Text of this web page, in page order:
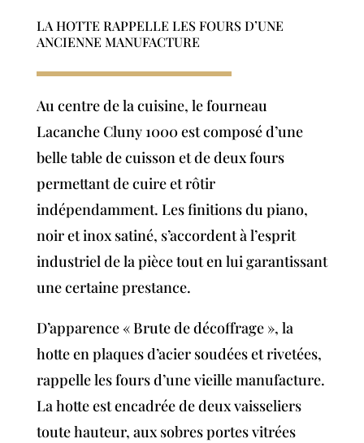
LA HOTTE RAPPELLE LES FOURS D’UNE
ANCIENNE MANUFACTURE
Au centre de la cuisine, le fourneau
Lacanche Cluny 1000 est composé d’une
belle table de cuisson et de deux fours
permettant de cuire et rôtir
indépendamment. Les finitions du piano,
noir et inox satiné, s’accordent à l’esprit
industriel de la pièce tout en lui garantissant
une certaine prestance.
D’apparence « Brute de décoffrage », la
hotte en plaques d’acier soudées et rivetées,
rappelle les fours d’une vieille manufacture.
La hotte est encadrée de deux vaisseliers
toute hauteur, aux sobres portes vitrées